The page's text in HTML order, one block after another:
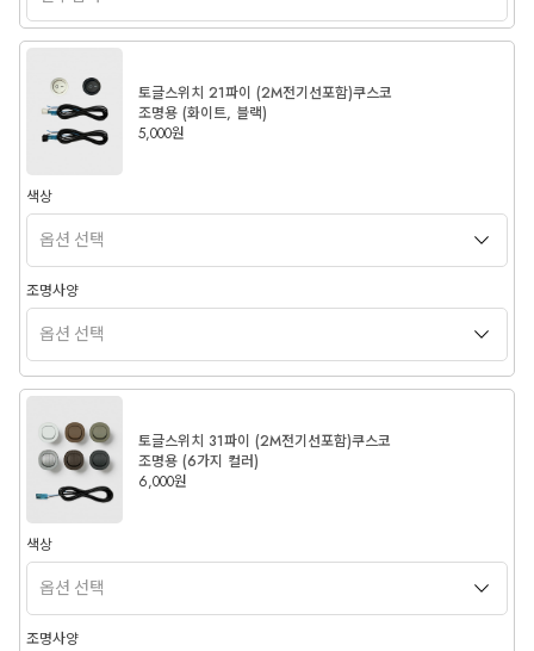
토글스위치 21파이 (2M전기선포함)쿠스코
조명용 (화이트, 블랙)
5,000원
색상
조명사양
토글스위치 31파이 (2M전기선포함)쿠스코
조명용 (6가지 컬러)
6,000원
색상
조명사양